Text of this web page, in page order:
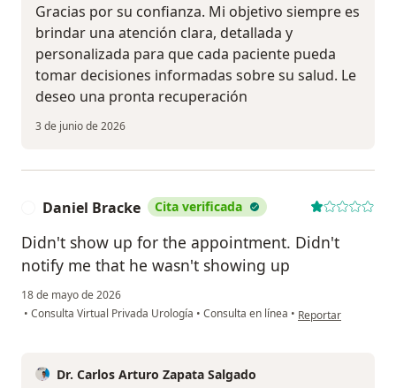
Gracias por su confianza. Mi objetivo siempre es
brindar una atención clara, detallada y
personalizada para que cada paciente pueda
tomar decisiones informadas sobre su salud. Le
deseo una pronta recuperación
3 de junio de 2026
Daniel Bracke Cita verificada
Didn't show up for the appointment. Didn't
notify me that he wasn't showing up
18 de mayo de 2026
• Consulta Virtual Privada Urología • Consulta en línea • en opinión del
Reportar
Dr. Carlos Arturo Zapata Salgado